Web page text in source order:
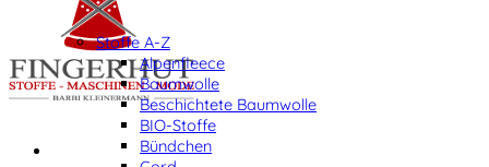
Stoffe A-Z
Alpenfleece
Baumwolle
Beschichtete Baumwolle
BIO-Stoffe
Bündchen